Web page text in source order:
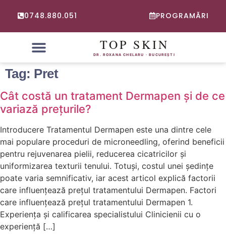
0748.880.051 PROGRAMĂRI
Tag: Pret
Cât costă un tratament Dermapen și de ce
variază prețurile?
Introducere Tratamentul Dermapen este una dintre cele
mai populare proceduri de microneedling, oferind beneficii
pentru rejuvenarea pielii, reducerea cicatricilor și
uniformizarea texturii tenului. Totuși, costul unei ședințe
poate varia semnificativ, iar acest articol explică factorii
care influențează prețul tratamentului Dermapen. Factori
care influențează prețul tratamentului Dermapen 1.
Experiența și calificarea specialistului Clinicienii cu o
experiență […]